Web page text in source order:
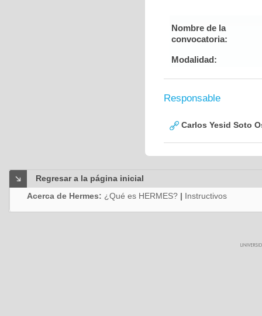
Nombre de la
convocatoria:
Modalidad:
Responsable
Carlos Yesid Soto
Regresar a la página inicial
Acerca de Hermes: ¿Qué es HERMES? | Instructivos